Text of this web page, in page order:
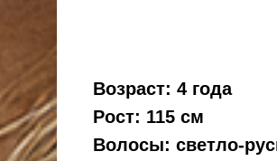
Возраст: 4 года
Рост: 115 см
Волосы: светло-